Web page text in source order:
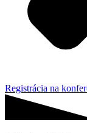
Registrácia na